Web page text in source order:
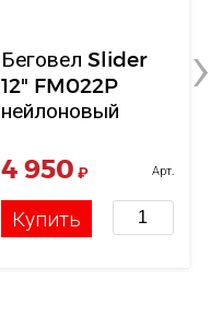
Беговел Slider
12" FM022P
нейлоновый
4 950 ₽
Арт.
Купить
›